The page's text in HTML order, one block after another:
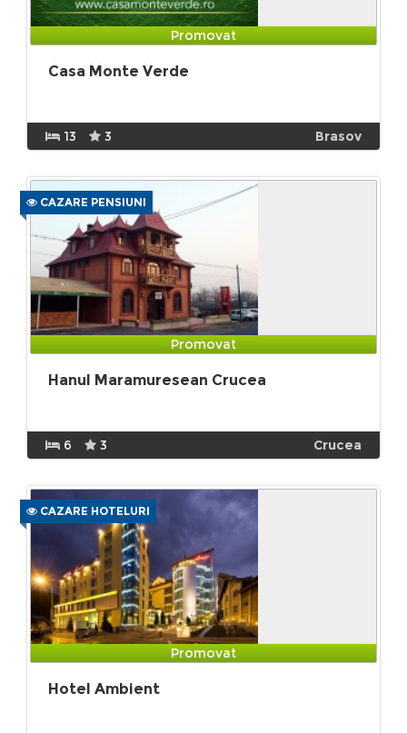
Promovat
Casa Monte Verde
13 3 Brasov
CAZARE PENSIUNI
Promovat
Hanul Maramuresean Crucea
6 3 Crucea
CAZARE HOTELURI
Promovat
Hotel Ambient